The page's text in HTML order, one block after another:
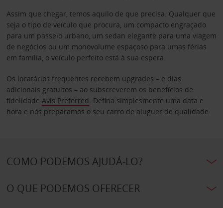
Assim que chegar, temos aquilo de que precisa. Qualquer que
seja o tipo de veículo que procura, um compacto engraçado
para um passeio urbano, um sedan elegante para uma viagem
de negócios ou um monovolume espaçoso para umas férias
em família, o veículo perfeito está à sua espera.
Os locatários frequentes recebem upgrades – e dias
adicionais gratuitos – ao subscreverem os benefícios de
fidelidade Avis Preferred. Defina simplesmente uma data e
hora e nós preparamos o seu carro de aluguer de qualidade.
COMO PODEMOS AJUDÁ-LO?
O QUE PODEMOS OFERECER